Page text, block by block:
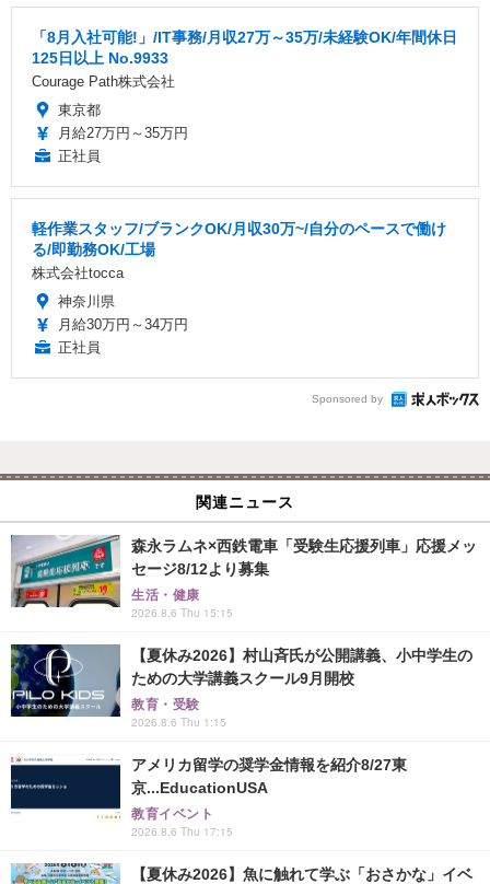
「8月入社可能!」/IT事務/月収27万～35万/未経験OK/年間休日
125日以上 No.9933
Courage Path株式会社
東京都
月給27万円～35万円
正社員
軽作業スタッフ/ブランクOK/月収30万~/自分のペースで働け
る/即勤務OK/工場
株式会社tocca
神奈川県
月給30万円～34万円
正社員
Sponsored by
関連ニュース
森永ラムネ×西鉄電車「受験生応援列車」応援メッ
セージ8/12より募集
生活・健康
2026.8.6 Thu 15:15
【夏休み2026】村山斉氏が公開講義、小中学生の
ための大学講義スクール9月開校
教育・受験
2026.8.6 Thu 1:15
アメリカ留学の奨学金情報を紹介8/27東
京...EducationUSA
教育イベント
2026.8.6 Thu 17:15
【夏休み2026】魚に触れて学ぶ「おさかな」イベ